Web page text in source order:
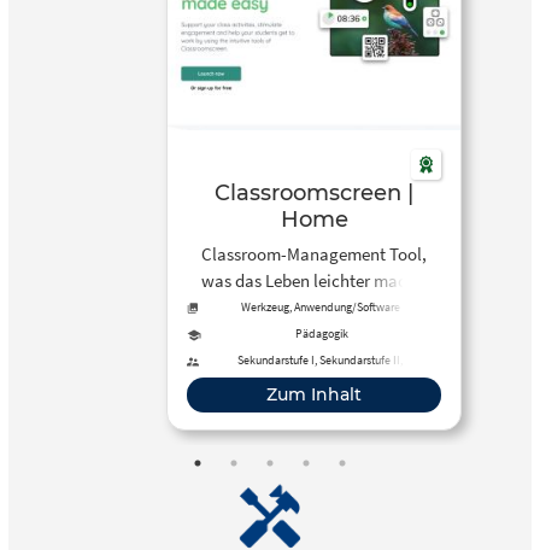
Classroomscreen |
Home
Classroom-Management Tool,
was das Leben leichter macht.
Werkzeug, Anwendung/Software
Pädagogik
Sekundarstufe I, Sekundarstufe II,
Elementarbereich
Zum Inhalt